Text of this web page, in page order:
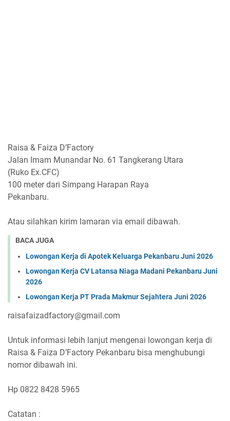
Raisa & Faiza D’Factory
Jalan Imam Munandar No. 61 Tangkerang Utara
(Ruko Ex.CFC)
100 meter dari Simpang Harapan Raya
Pekanbaru.
Atau silahkan kirim lamaran via email dibawah.
BACA JUGA
Lowongan Kerja di Apotek Keluarga Pekanbaru Juni 2026
Lowongan Kerja CV Latansa Niaga Madani Pekanbaru Juni
2026
Lowongan Kerja PT Prada Makmur Sejahtera Juni 2026
raisafaizadfactory@gmail.com
Untuk informasi lebih lanjut mengenai lowongan kerja di
Raisa & Faiza D’Factory Pekanbaru bisa menghubungi
nomor dibawah ini.
Hp 0822 8428 5965
Catatan :